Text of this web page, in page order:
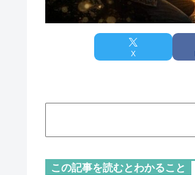
X
この記事を読むとわかること